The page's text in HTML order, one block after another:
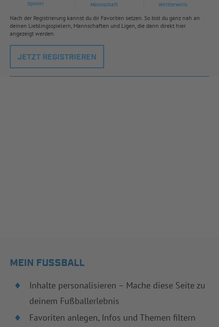
Spieler Mannschaft Wettbewerb
Nach der Registrierung kannst du dir Favoriten setzen. So bist du ganz nah an
deinen Lieblingsspielern, Mannschaften und Ligen, die dann direkt hier
angezeigt werden.
JETZT REGISTRIEREN
MEIN FUSSBALL
Inhalte personalisieren – Mache diese Seite zu
deinem Fußballerlebnis
Favoriten anlegen, Infos und Themen filtern